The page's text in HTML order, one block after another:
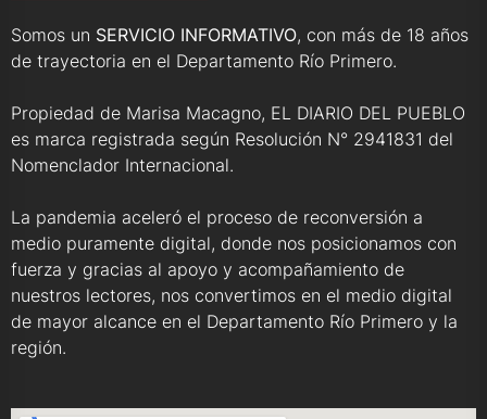
Somos un SERVICIO INFORMATIVO, con más de 18 años
de trayectoria en el Departamento Río Primero.
Propiedad de Marisa Macagno, EL DIARIO DEL PUEBLO
es marca registrada según Resolución N° 2941831 del
Nomenclador Internacional.
La pandemia aceleró el proceso de reconversión a
medio puramente digital, donde nos posicionamos con
fuerza y gracias al apoyo y acompañamiento de
nuestros lectores, nos convertimos en el medio digital
de mayor alcance en el Departamento Río Primero y la
región.